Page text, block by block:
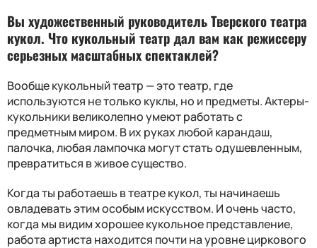
Вы художественный руководитель Тверского театра
кукол. Что кукольный театр дал вам как режиссеру
серьезных масштабных спектаклей?
Вообще кукольный театр — это театр, где
используются не только куклы, но и предметы. Актеры-
кукольники великолепно умеют работать с
предметным миром. В их руках любой карандаш,
палочка, любая лампочка могут стать одушевленным,
превратиться в живое существо.
Когда ты работаешь в театре кукол, ты начинаешь
овладевать этим особым искусством. И очень часто,
когда мы видим хорошее кукольное представление,
работа артиста находится почти на уровне циркового